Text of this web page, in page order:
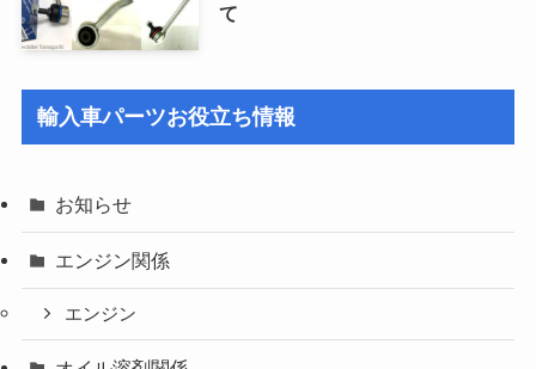
て
輸入車パーツお役立ち情報
お知らせ
エンジン関係
エンジン